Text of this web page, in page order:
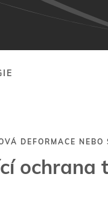
DEFORMACE NEBO
ochrana